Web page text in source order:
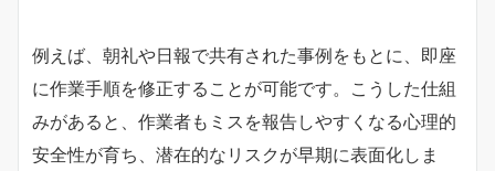
例えば、朝礼や日報で共有された事例をもとに、即座
に作業手順を修正することが可能です。こうした仕組
みがあると、作業者もミスを報告しやすくなる心理的
安全性が育ち、潜在的なリスクが早期に表面化しま